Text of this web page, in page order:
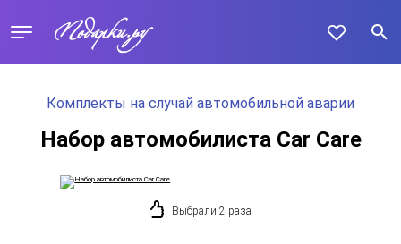
Комплекты на случай автомобильной аварии
Набор автомобилиста Car Care
Выбрали 2 раза